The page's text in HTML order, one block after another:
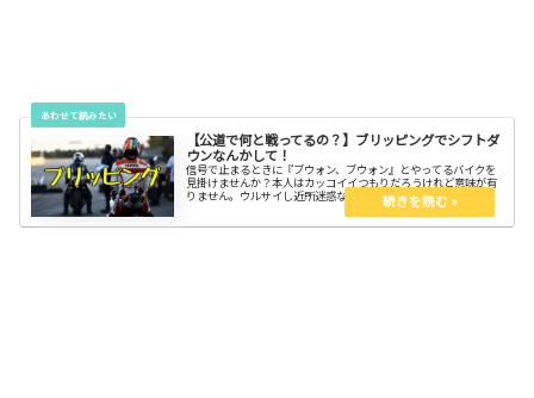
【公道で何と戦ってるの？】ブリッピングでシフトダ
ウンなんかして！
信号で止まるときに『ブウォン、ブウォン』とやってるバイクを
見掛けませんか？本人はカッコイイつもりだろうけれど意味が有
りません。ウルサイし近所迷惑なので止めよう。何のために『ブ
ウォン、ブウォン』やるのか意味を考えよう。